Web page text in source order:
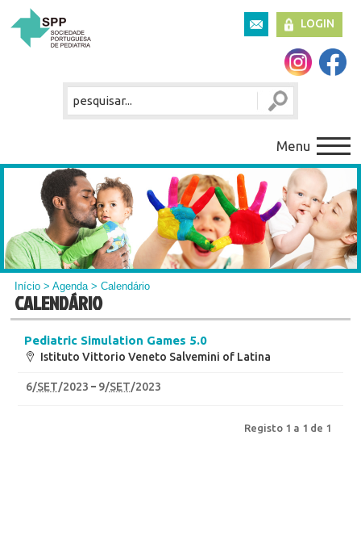
LOGIN
Menu
Início >Agenda> Calendário
CALENDÁRIO
Pediatric Simulation Games 5.0
Istituto Vittorio Veneto Salvemini of Latina
6/SET/2023 9/SET/2023
Registo 1 a 1 de 1